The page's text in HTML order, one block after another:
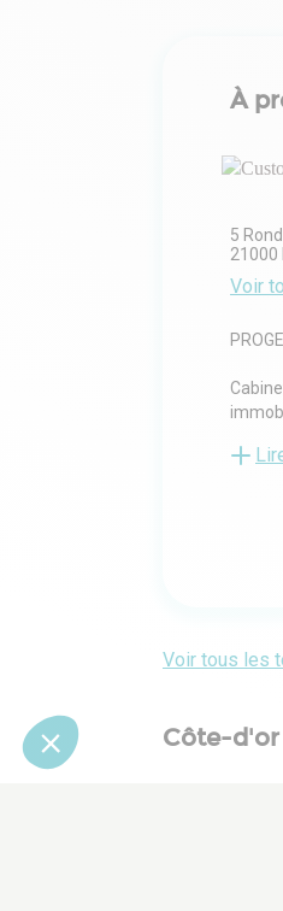
À
5
21000
Voir
Voir tous les
Côte-d'or